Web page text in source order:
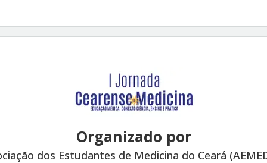
Organizado por
dos Estudantes de Medicina do Ceará